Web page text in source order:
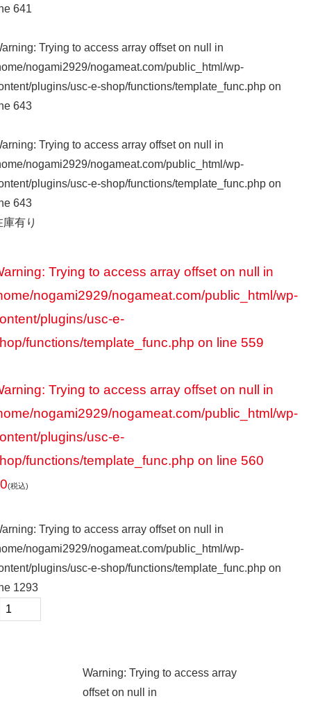
641
: Trying to access array offset on null in
nogami2929/nogameat.com/public_html/wp-
plugins/usc-e-shop/functions/template_func.phpon
643
: Trying to access array offset on null in
nogami2929/nogameat.com/public_html/wp-
plugins/usc-e-shop/functions/template_func.phpon
643
庫有り
: Trying to access array offset on null in
nogami2929/nogameat.com/public_html/wp-
plugins/usc-e-
functions/template_func.php on line 559
: Trying to access array offset on null in
nogami2929/nogameat.com/public_html/wp-
plugins/usc-e-
functions/template_func.php on line 560
(税込)
: Trying to access array offset on null in
nogami2929/nogameat.com/public_html/wp-
plugins/usc-e-shop/functions/template_func.phpon
1293
Warning: Trying to access array
offset on null in